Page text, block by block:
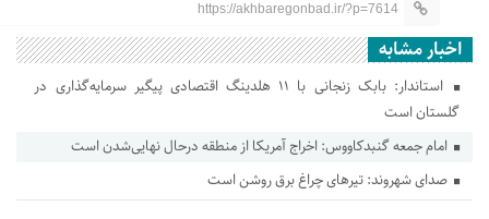
https://akhbaregonbad.ir/?p=7614
اخبار مشابه
استاندار: بابک زنجانی با ۱۱ هلدینگ اقتصادی پیگیر سرمایه‌گذاری در
گلستان است
امام جمعه گنبدکاووس: اخراج آمریکا از منطقه درحال نهایی‌شدن است
صدای شهروند: تیرهای چراغ برق روشن است